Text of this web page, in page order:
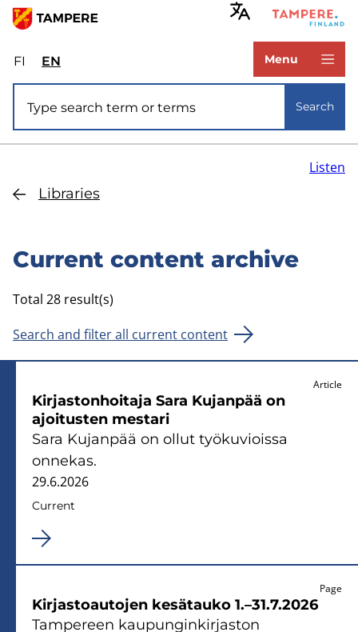
Skip
main
content
FIValitse
sivuston
kieli:
suomi
ENSelect
site
language:
Menu
Search
Libraries
Listen
Current content archive
Total 28 result(s)
Search and filter all current content
Article
Kirjastonhoitaja Sara Kujanpää on
ajoitusten mestari
Sara Kujanpää on ollut työkuvioissa
onnekas.
29.6.2026
Current
Page
Kirjastoautojen kesätauko 1.–31.7.2026
Tampereen kaupunginkirjaston